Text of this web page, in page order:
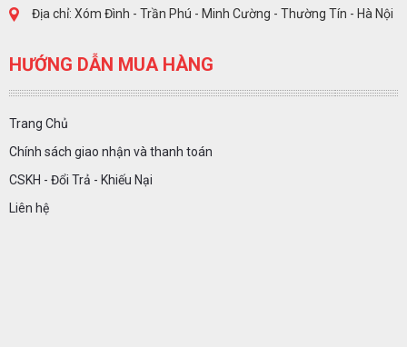
Địa chỉ: Xóm Đình - Trần Phú - Minh Cường - Thường Tín - Hà Nội
HƯỚNG DẪN MUA HÀNG
Trang Chủ
Chính sách giao nhận và thanh toán
CSKH - Đổi Trả - Khiếu Nại
Liên hệ